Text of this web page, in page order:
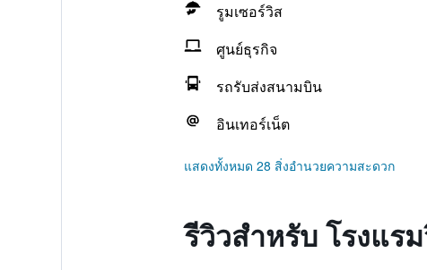
รูมเซอร์วิส
ศูนย์ธุรกิจ
รถรับส่งสนามบิน
อินเทอร์เน็ต
แสดงทั้งหมด 28 สิ่งอำนวยความสะดวก
รีวิวสำหรับ โรงแ